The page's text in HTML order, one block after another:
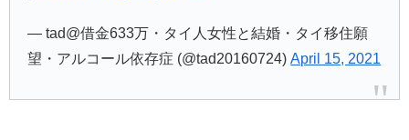
— tad@借金633万・タイ人女性と結婚・タイ移住願
望・アルコール依存症 (@tad20160724)April 15, 2021